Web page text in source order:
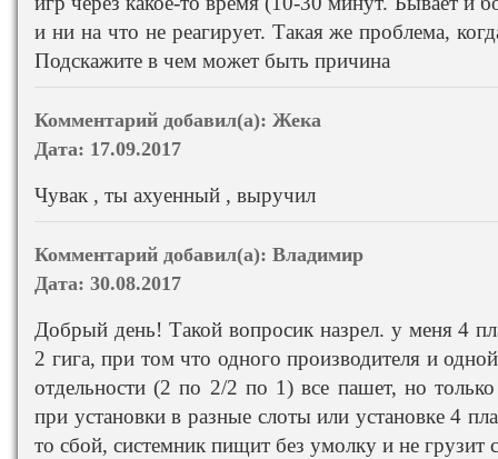
и ни на что не реагирует. Такая же проблема,
Подскажите в чем может быть причина
Комментарий добавил(а): Жека
Дата: 17.09.2017
Чувак , ты ахуенный , выручил
Комментарий добавил(а): Владимир
Дата: 30.08.2017
Добрый день! Такой вопросик назрел. у меня 4
2 гига, при том что одного производителя и
отдельности (2 по 2/2 по 1) все пашет, но
при установки в разные слоты или установке 4
то сбой, системник пищит без умолку и не грузит